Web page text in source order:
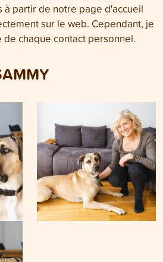
à partir de notre page d'accueil
sur le web. Cependant, je
chaque contact personnel.